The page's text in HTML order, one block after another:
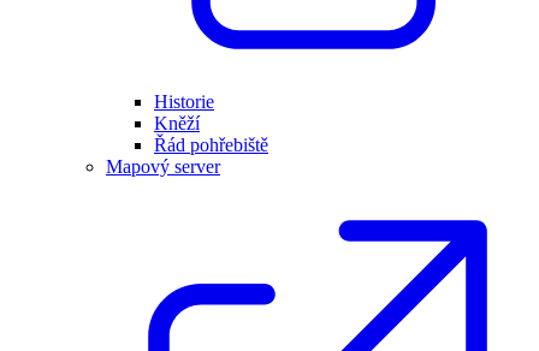
Historie
Kněží
Řád pohřebiště
Mapový server